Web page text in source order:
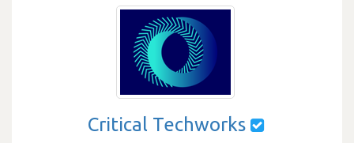
Critical Techworks